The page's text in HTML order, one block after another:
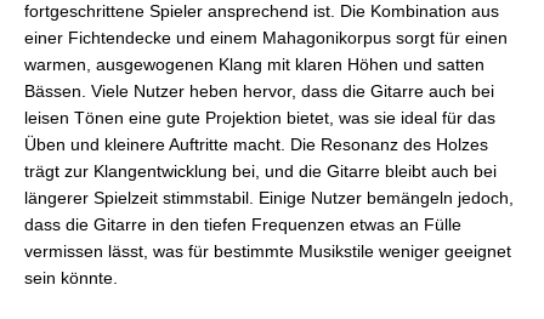
fortgeschrittene Spieler ansprechend ist. Die Kombination aus
einer Fichtendecke und einem Mahagonikorpus sorgt für einen
warmen, ausgewogenen Klang mit klaren Höhen und satten
Bässen. Viele Nutzer heben hervor, dass die Gitarre auch bei
leisen Tönen eine gute Projektion bietet, was sie ideal für das
Üben und kleinere Auftritte macht. Die Resonanz des Holzes
trägt zur Klangentwicklung bei, und die Gitarre bleibt auch bei
längerer Spielzeit stimmstabil. Einige Nutzer bemängeln jedoch,
dass die Gitarre in den tiefen Frequenzen etwas an Fülle
vermissen lässt, was für bestimmte Musikstile weniger geeignet
sein könnte.